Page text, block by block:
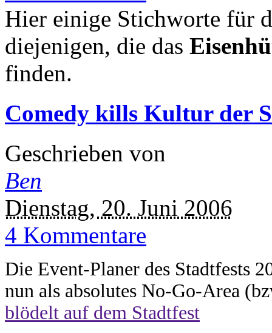
Hier einige Stichworte für
diejenigen, die das
finden.
Comedy kills Kultur der
Geschrieben von
Ben
Dienstag, 20. Juni 2006
4 Kommentare
Die Event-Planer des Stadtfests
nun als absolutes No-Go-Area
blödelt auf dem Stadtfest